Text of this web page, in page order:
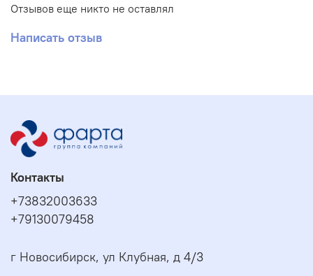
Отзывов еще никто не оставлял
Написать отзыв
Контакты
+73832003633
+79130079458
г Новосибирск, ул Клубная, д 4/3